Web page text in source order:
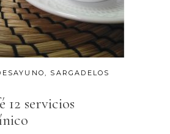
, SARGADELOS
12 servicios